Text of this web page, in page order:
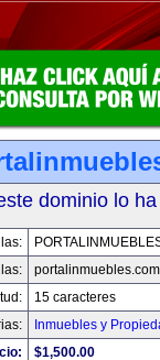
dominio lo
portalinmuebles.com
15 caracteres
Inmuebles y
$1,500.00